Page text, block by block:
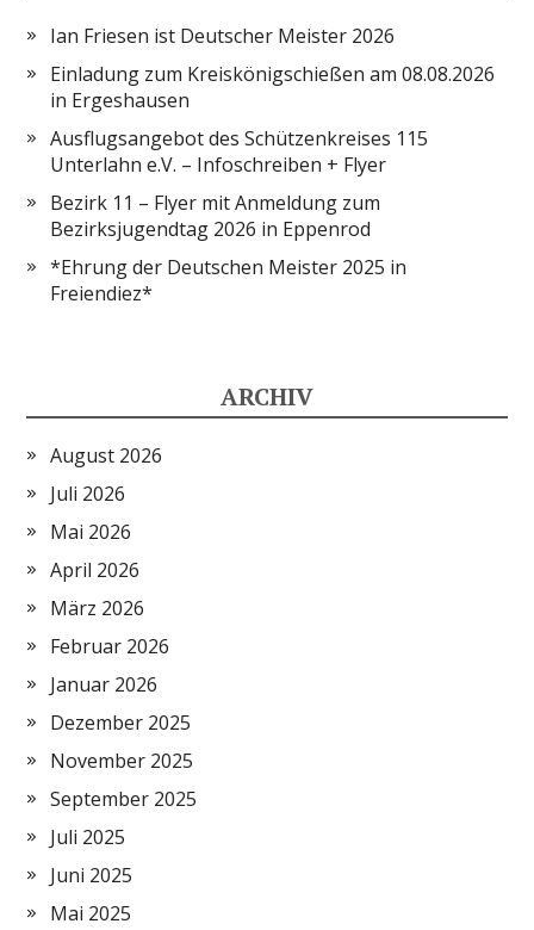
Ian Friesen ist Deutscher Meister 2026
Einladung zum Kreiskönigschießen am 08.08.2026
in Ergeshausen
Ausflugsangebot des Schützenkreises 115
Unterlahn e.V. – Infoschreiben + Flyer
Bezirk 11 – Flyer mit Anmeldung zum
Bezirksjugendtag 2026 in Eppenrod
*Ehrung der Deutschen Meister 2025 in
Freiendiez*
ARCHIV
August 2026
Juli 2026
Mai 2026
April 2026
März 2026
Februar 2026
Januar 2026
Dezember 2025
November 2025
September 2025
Juli 2025
Juni 2025
Mai 2025